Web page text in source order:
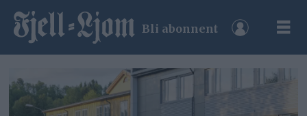
Bli abonnent
Tag:
brekken